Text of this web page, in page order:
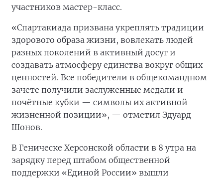
участников мастер-класс.
«Спартакиада призвана укреплять традиции
здорового образа жизни, вовлекать людей
разных поколений в активный досуг и
создавать атмосферу единства вокруг общих
ценностей. Все победители в общекомандном
зачете получили заслуженные медали и
почётные кубки — символы их активной
жизненной позиции», — отметил Эдуард
Шонов.
В Геническе Херсонской области в 8 утра на
зарядку перед штабом общественной
поддержки «Единой России» вышли